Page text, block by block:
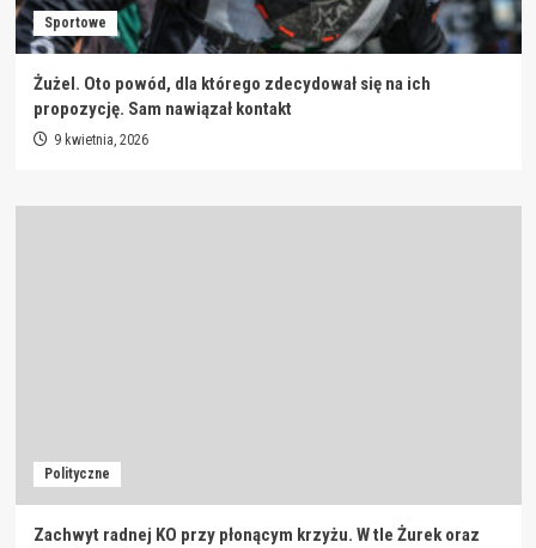
Sportowe
Żużel. Oto powód, dla którego zdecydował się na ich
propozycję. Sam nawiązał kontakt
9 kwietnia, 2026
Polityczne
Zachwyt radnej KO przy płonącym krzyżu. W tle Żurek oraz